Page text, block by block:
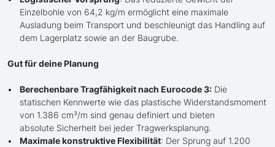
Einzelbohle von 64,2 kg/m ermöglicht eine maximale
Ausladung beim Transport und beschleunigt das Handling auf
dem Lagerplatz sowie an der Baugrube.
Gut für deine Planung
Berechenbare Tragfähigkeit nach Eurocode 3: Die
statischen Kennwerte wie das plastische Widerstandsmoment
von 1.386 cm³/m sind genau definiert und bieten
absolute Sicherheit bei jeder Tragwerksplanung.
Maximale konstruktive Flexibilität: Der Sprung auf 1.200